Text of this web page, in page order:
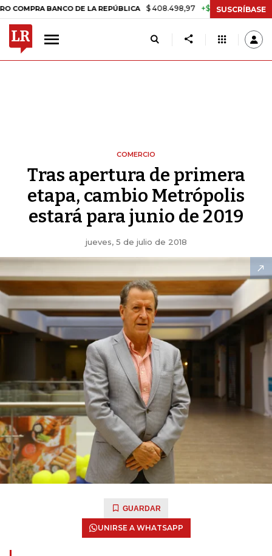
BANCO DE LA REPÚBLICA $ 408.498,97 +$ 8.753,81 +2,19% TASA
SUSCRÍBASE
COMERCIO
Tras apertura de primera
etapa, cambio Metrópolis
estará para junio de 2019
jueves, 5 de julio de 2018
GUARDAR
UNIRSE A WHATSAPP